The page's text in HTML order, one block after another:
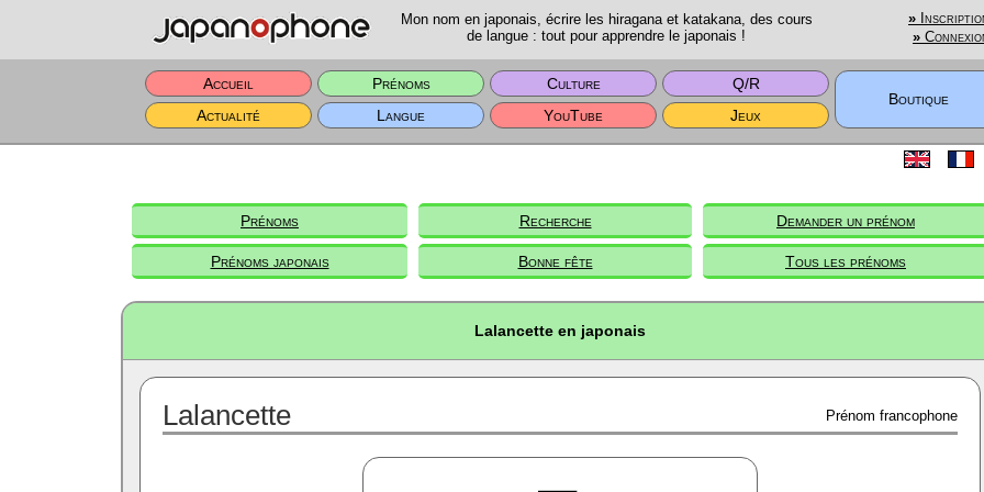
Mon nom en japonais, écrire les hiragana et katakana, des cours
de langue : tout pour apprendre le japonais !
»
»
Accueil Prénoms Culture
Q/R
Boutique
Actualité
Langue YouTube Jeux
Prénoms Recherche Demander un prénom
Prénoms japonais Bonne fête Tous les prénoms
Lalancette en japonais
Lalancette Prénom francophone